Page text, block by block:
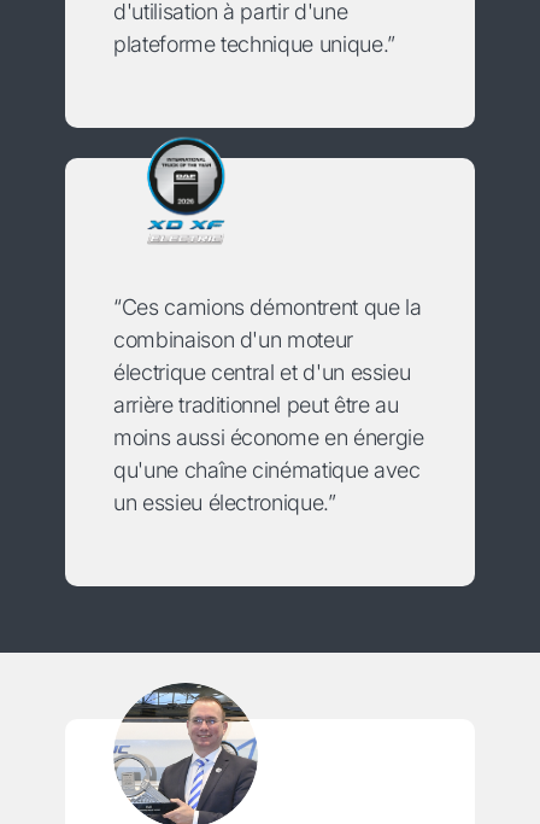
d'utilisation à partir d'une
plateforme technique unique.”
“Ces camions démontrent que la
combinaison d'un moteur
électrique central et d'un essieu
arrière traditionnel peut être au
moins aussi économe en énergie
qu'une chaîne cinématique avec
un essieu électronique.”